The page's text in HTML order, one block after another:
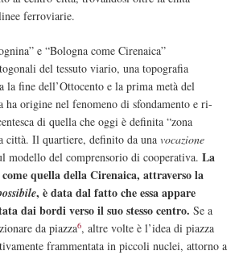
ferroviarie.
e “Bologna come Cirenaica”
del tessuto viario, una topografia
la fine dell’Ottocento e la prima metà del
ha origine nel fenomeno di sfondamento e ri-
di quella che oggi è definita “zona
città. Il quartiere, definito da una vocazione
modello del comprensorio di cooperativa. La
quella della Cirenaica, attraverso la
, è data dal fatto che essa appare
dai bordi verso il suo stesso centro. Se a
da piazza6, altre volte è l’idea di piazza
frammentata in piccoli nuclei, attorno a